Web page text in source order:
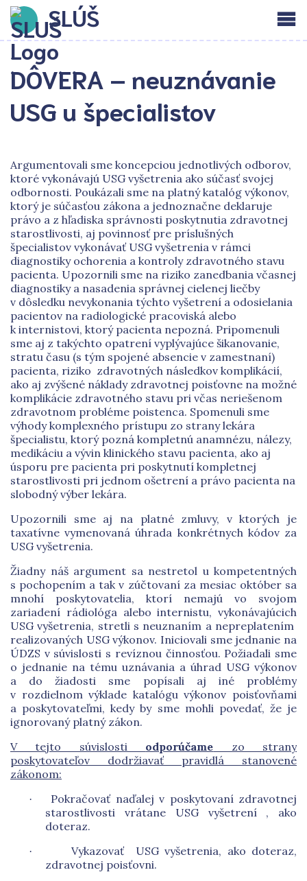
SLÚŠ
DÔVERA – neuznávanie
USG u špecialistov
Argumentovali sme koncepciou jednotlivých odborov,
ktoré vykonávajú USG vyšetrenia ako súčasť svojej
odbornosti. Poukázali sme na platný katalóg výkonov,
ktorý je súčasťou zákona a jednoznačne deklaruje
právo a z hľadiska správnosti poskytnutia zdravotnej
starostlivosti, aj povinnosť pre príslušných
špecialistov vykonávať USG vyšetrenia v rámci
diagnostiky ochorenia a kontroly zdravotného stavu
pacienta. Upozornili sme na riziko zanedbania včasnej
diagnostiky a nasadenia správnej cielenej liečby
v dôsledku nevykonania týchto vyšetrení a odosielania
pacientov na radiologické pracoviská alebo
k internistovi, ktorý pacienta nepozná. Pripomenuli
sme aj z takýchto opatrení vyplývajúce šikanovanie,
stratu času (s tým spojené absencie v zamestnaní)
pacienta, riziko zdravotných následkov komplikácií,
ako aj zvýšené náklady zdravotnej poisťovne na možné
komplikácie zdravotného stavu pri včas neriešenom
zdravotnom probléme poistenca. Spomenuli sme
výhody komplexného prístupu zo strany lekára
špecialistu, ktorý pozná kompletnú anamnézu, nálezy,
medikáciu a vývin klinického stavu pacienta, ako aj
úsporu pre pacienta pri poskytnutí kompletnej
starostlivosti pri jednom ošetrení a právo pacienta na
slobodný výber lekára.
Upozornili sme aj na platné zmluvy, v ktorých je
taxatívne vymenovaná úhrada konkrétnych kódov za
USG vyšetrenia.
Žiadny náš argument sa nestretol u kompetentných
s pochopením a tak v zúčtovaní za mesiac október sa
mnohí poskytovatelia, ktorí nemajú vo svojom
zariadení rádiológa alebo internistu, vykonávajúcich
USG vyšetrenia, stretli s neuznaním a nepreplatením
realizovaných USG výkonov. Iniciovali sme jednanie na
ÚDZS v súvislosti s revíznou činnosťou. Požiadali sme
o jednanie na tému uznávania a úhrad USG výkonov
a do žiadosti sme popísali aj iné problémy
v rozdielnom výklade katalógu výkonov poisťovňami
a poskytovateľmi, kedy by sme mohli povedať, že je
ignorovaný platný zákon.
V tejto súvislosti odporúčame zo strany
poskytovateľov dodržiavať pravidlá stanovené
zákonom:
·
Pokračovať naďalej v poskytovaní zdravotnej
starostlivosti vrátane USG vyšetrení , ako
doteraz.
·
Vykazovať USG vyšetrenia, ako doteraz,
zdravotnej poisťovni.